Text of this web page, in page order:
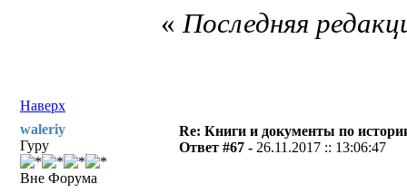
Наверх
«Последняя
waleriy
Гуру
Вне Форума
Re: Книги и документы по
Ответ #67 - 26.11.2017 :: 13:06:47